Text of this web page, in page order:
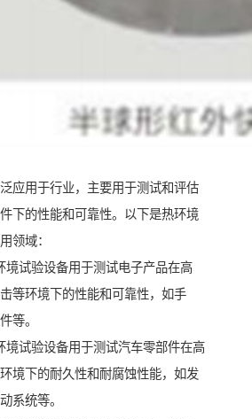
应用于行业，主要用于测试和评估
下的性能和可靠性。以下是热环境
领域：
境试验设备用于测试电子产品在高
等环境下的性能和可靠性，如手
等。
境试验设备用于测试汽车零部件在高
境下的耐久性和耐腐蚀性能，如发
系统等。